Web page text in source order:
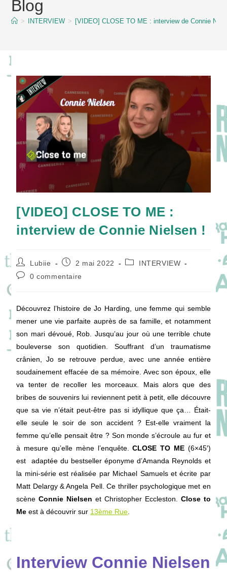
contentBlog
> INTERVIEW > [VIDEO] CLOSE TO ME : interview de Connie
[VIDEO] CLOSE TO ME :
interview de Connie Nielsen !
Auteur/autrice
de
la
Lubiie
Publication
2 mai 2022
PostINTERVIEW
Commentaires
0 commentaire
Découvrez l’histoire de Jo Harding, une femme qui semble
mener une vie parfaite auprès de sa famille, et notamment
son mari dévoué, Rob. Jusqu’au jour où une terrible chute
bouleverse son quotidien. Souffrant d’un traumatisme
crânien, Jo se retrouve perdue, avec une année entière
soudainement effacée de sa mémoire. Avec son époux, elle
va tenter de recoller les morceaux. Mais alors que des
bribes de souvenirs lui reviennent petit à petit, elle découvre
que sa vie n’était peut-être pas si idyllique que ça… Était-
elle seule le soir de son accident ? Est-elle vraiment la
femme qu’elle pensait être ? Son monde s’écroule au fur et
à mesure qu’elle mène l’enquête.CLOSE TO ME(6×45′)
est adaptée du bestseller éponyme d’Amanda Reynolds et
la mini-série est réalisée par Michael Samuels et écrite par
Matt Delargy & Angela Pell. Ce thriller psychologique met en
scène Connie Nielsen et Christopher Eccleston. Close to
Me est à découvrir sur 13ème Rue
Interview Connie Nielsen